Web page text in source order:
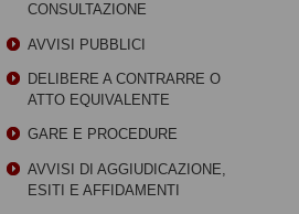
CONSULTAZIONE
AVVISI PUBBLICI
DELIBERE A CONTRARRE O
ATTO EQUIVALENTE
GARE E PROCEDURE
AVVISI DI AGGIUDICAZIONE,
ESITI E AFFIDAMENTI